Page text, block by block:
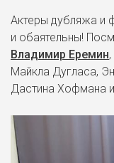
Актеры дубляжа и
и обаятельны!
Владимир Еремин
Майкла Дугласа,
Дастина Хофмана